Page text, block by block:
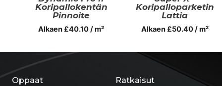
Koripallokentän
Pinnoite
Alkaen £40.10 / m²
Koripalloparketin
Lattia
Alkaen £50.40/ m²
Ratkaisut
Oppaat